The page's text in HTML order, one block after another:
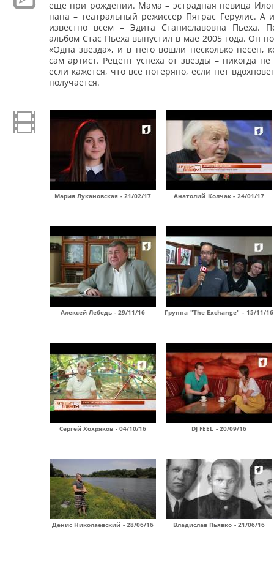
еще при рождении. Мама – эстрадная певица
папа – театральный режиссер Пятрас Герулис. А
известно всем – Эдита Станиславовна Пьеха.
альбом Стас Пьеха выпустил в мае 2005 года. Он
«Одна звезда», и в него вошли несколько песен,
сам артист. Рецепт успеха от звезды – никогда не
если кажется, что все потеряно, если нет
получается.
Мария Лукановская - 21/02/17 Анатолий Колчак - 24/01/17
Алексей Лебедь - 29/11/16 Группа "The Exchange" - 15/11/16
Сергей Хохряков - 04/10/16 DJ FEEL - 20/09/16
Денис Николаевский - 28/06/16 Владислав Пьявко - 21/06/16